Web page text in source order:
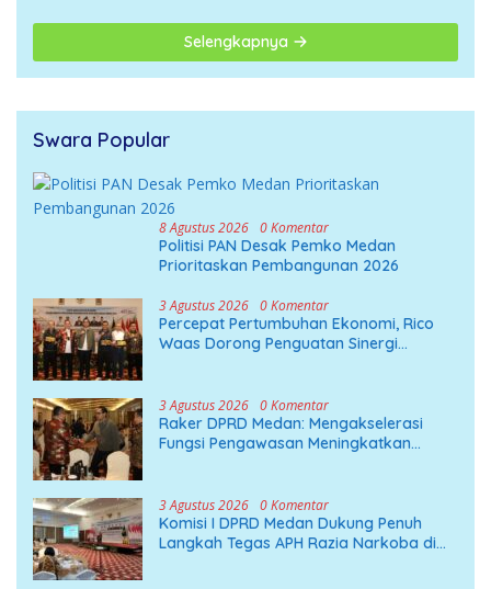
Selengkapnya
Swara Popular
8 Agustus 2026 0 Komentar
Politisi PAN Desak Pemko Medan
Prioritaskan Pembangunan 2026
3 Agustus 2026 0 Komentar
Percepat Pertumbuhan Ekonomi, Rico
Waas Dorong Penguatan Sinergi
3 Agustus 2026 0 Komentar
Raker DPRD Medan: Mengakselerasi
Fungsi Pengawasan Meningkatkan
3 Agustus 2026 0 Komentar
Komisi I DPRD Medan Dukung Penuh
Langkah Tegas APH Razia Narkoba di